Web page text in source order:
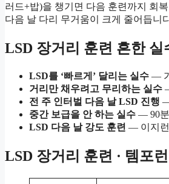
러드+밥)을 챙기면 다음 훈련까지 회
다음 날 다리 무거움이 크게 줄어듭니
LSD 장거리 훈련 흔한 실
LSD를 ‘빠르게’ 달리는 실수 —
거리만 채우려고 무리하는 실수
전 주 인터벌 다음 날 LSD 진행
중간 보급을 안 하는 실수 — 90분
LSD 다음 날 강도 훈련 — 이지런
LSD 장거리 훈련 · 템포런